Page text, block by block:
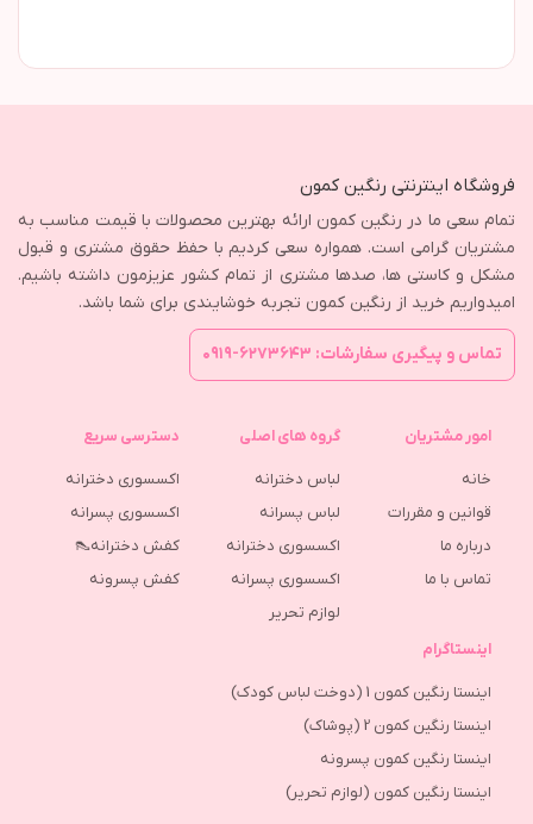
فروشگاه اینترنتی رنگین کمون
تمام سعی ما در رنگین کمون ارائه بهترین محصولات با قیمت مناسب به
مشتریان گرامی است. همواره سعی کردیم با حفظ حقوق مشتری و قبول
مشکل و کاستی ها، صدها مشتری از تمام کشور عزیزمون داشته باشیم.
امیدواریم خرید از رنگین کمون تجربه خوشایندی برای شما باشد.
تماس و پیگیری سفارشات: ۶۲۷۳۶۴۳-۰۹۱۹
امور مشتریان
خانه
قوانین و مقررات
درباره ما
تماس با ما
گروه های اصلی
لباس دخترانه
لباس پسرانه
اکسسوری دخترانه
اکسسوری پسرانه
لوازم تحریر
دسترسی سریع
اکسسوری دخترانه
اکسسوری پسرانه
کفش دخترانه👠
كفش پسرونه
اینستاگرام
اینستا رنگین کمون 1 (دوخت لباس کودک)
اینستا رنگین کمون 2 (پوشاک)
اینستا رنگین کمون پسرونه
اینستا رنگین کمون (لوازم تحریر)